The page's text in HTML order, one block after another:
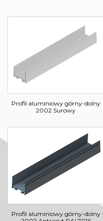
Profil aluminiowy górny-dolny
2002 Surowy
Profil aluminiowy górny-dolny